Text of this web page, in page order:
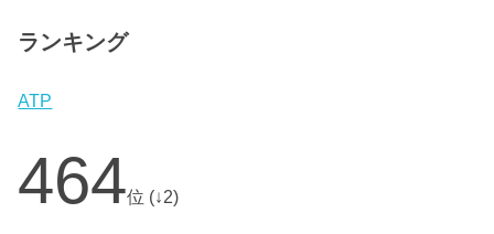
ランキング
ATP
464位 (↓2)